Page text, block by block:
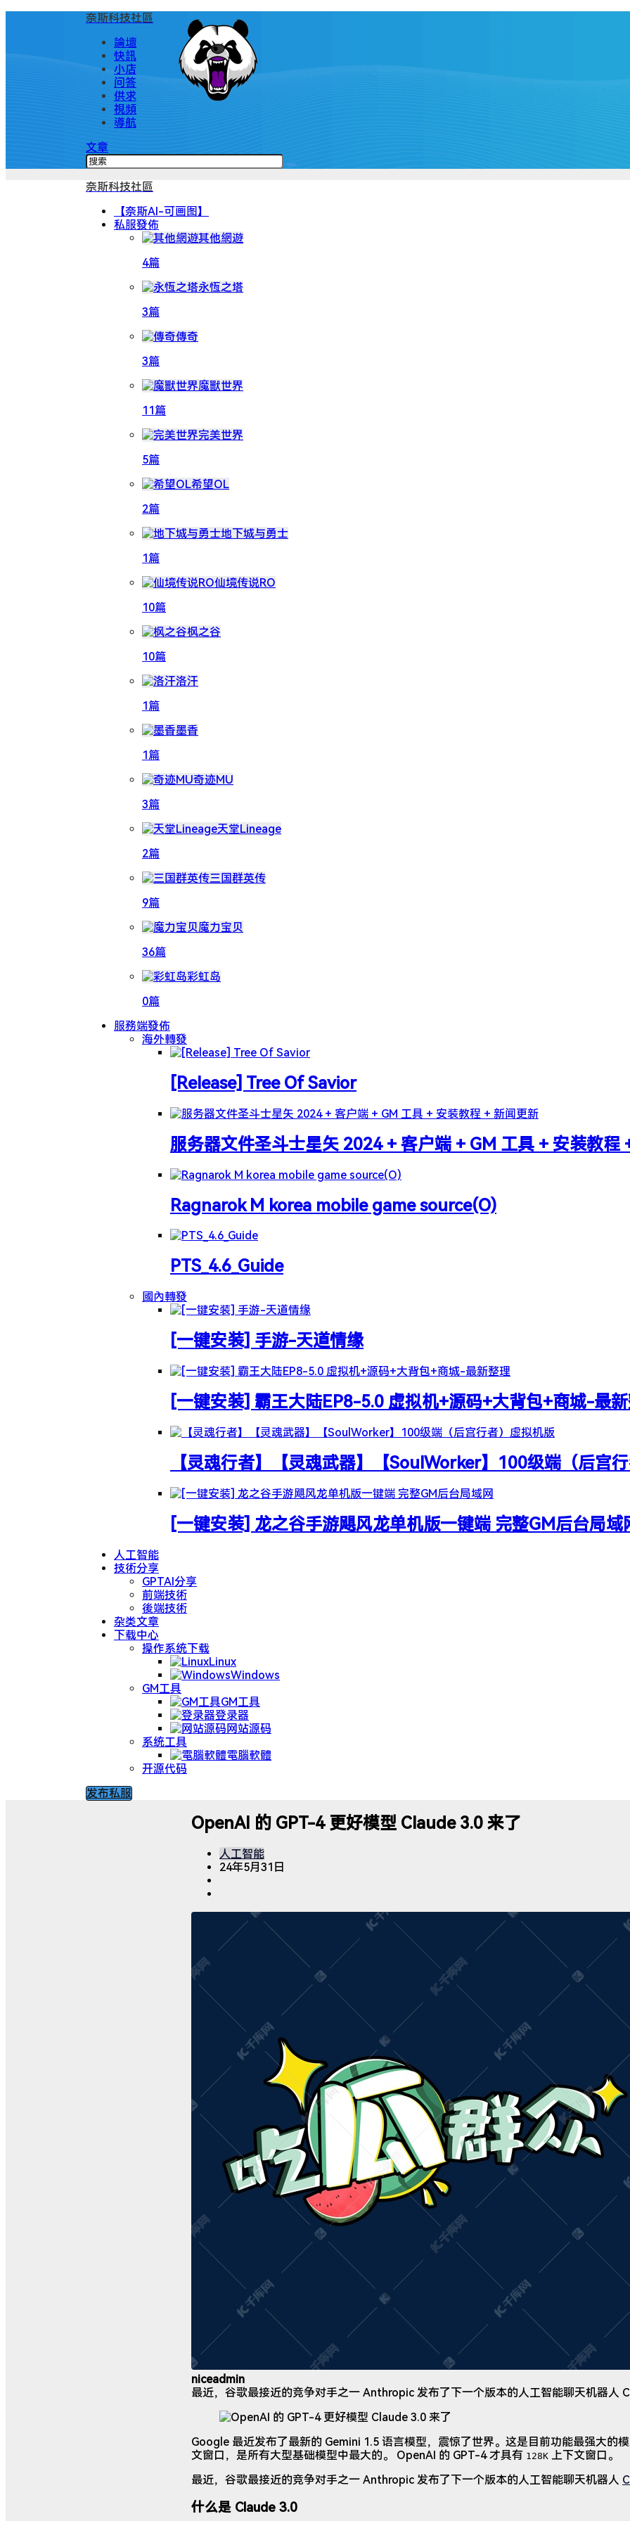
奈斯科技社區
論壇
快訊
小店
问答
供求
視頻
導航
文章
奈斯科技社區
【奈斯AI-可画图】
私服發佈
其他網遊
4篇
永恆之塔
3篇
傳奇
3篇
魔獸世界
11篇
完美世界
5篇
希望OL
2篇
地下城与勇士
1篇
仙境传说RO
10篇
枫之谷
10篇
洛汗
1篇
墨香
1篇
奇迹MU
3篇
天堂Lineage
2篇
三国群英传
9篇
魔力宝贝
36篇
彩虹岛
0篇
服務端發佈
海外轉發
[Release] Tree Of Savior
服务器文件圣斗士星矢 2024 + 客户端 + GM 工具 + 安装教程
Ragnarok M korea mobile game source(O)
PTS_4.6_Guide
國內轉發
[一键安装] 手游-天道情缘
[一键安装] 霸王大陆EP8-5.0 虚拟机+源码+大背包+商城-最
【灵魂行者】【灵魂武器】【SoulWorker】100级端（后宫
[一键安装] 龙之谷手游飓风龙单机版一键端 完整GM后台局域
人工智能
技術分享
GPTAI分享
前端技術
後端技術
杂类文章
下载中心
操作系统下载
Linux
Windows
GM工具
GM工具
登录器
网站源码
系统工具
電腦軟體
开源代码
发布私服
OpenAI 的 GPT-4 更好模型 Claude 3.0 来了
人工智能
24年5月31日
niceadmin
最近，谷歌最接近的竞争对手之一 Anthropic 发布了下一个版本的人工智能聊天机器人
Google 最近发布了最新的 Gemini 1.5 语言模型，震惊了世界。这是目前功能最强大的
文窗口，是所有大型基础模型中最大的。 OpenAI 的 GPT-4 才具有 128K 上下文窗口。
最近，谷歌最接近的竞争对手之一 Anthropic 发布了下一个版本的人工智能聊天机器人
什么是 Claude 3.0